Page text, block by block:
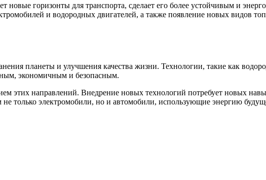
новые горизонты для транспорта, сделает его более устойчивым и
и водородных двигателей, а также появление новых видов
планеты и улучшения качества жизни. Технологии, такие как
экономичным и безопасным.
этих направлений. Внедрение новых технологий потребует новых
только электромобили, но и автомобили, использующие энергию